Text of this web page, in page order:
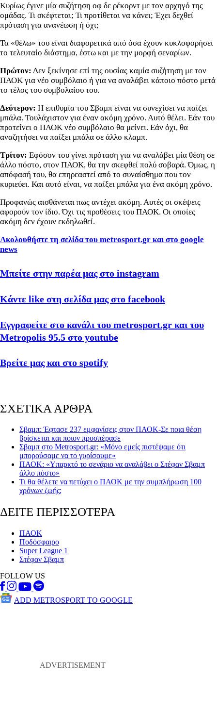
Κυρίως έγινε μία συζήτηση οφ δε ρέκορντ με τον αρχηγό της
ομάδας. Τι σκέφτεται; Τι προτίθεται να κάνει; Έχει δεχθεί
πρόταση για ανανέωση ή όχι;
Τα «θέλω» του είναι διαφορετικά από όσα έχουν κυκλοφορήσει
το τελευταίο διάστημα, έστω και με την μορφή σεναρίων.
Πρώτον: Δεν ξεκίνησε επί της ουσίας καμία συζήτηση με τον
ΠΑΟΚ για νέο συμβόλαιο ή για να αναλάβει κάποιο πόστο μετά
το τέλος του συμβολαίου του.
Δεύτερον: Η επιθυμία του Σβαμπ είναι να συνεχίσει να παίζει
μπάλα. Τουλάχιστον για έναν ακόμη χρόνο. Αυτό θέλει. Εάν του
προτείνει ο ΠΑΟΚ νέο συμβόλαιο θα μείνει. Εάν όχι, θα
αναζητήσει να παίξει μπάλα σε άλλο κλαμπ.
Τρίτον: Εφόσον του γίνει πρόταση για να αναλάβει μία θέση σε
άλλο πόστο, στον ΠΑΟΚ, θα την σκεφθεί πολύ σοβαρά. Όμως, η
απόφασή του, θα επηρεαστεί από το συναίσθημα που τον
κυριεύει. Και αυτό είναι, να παίξει μπάλα για ένα ακόμη χρόνο.
Προφανώς αισθάνεται πως αντέχει ακόμη. Αυτές οι σκέψεις
αφορούν τον ίδιο. Όχι τις προθέσεις του ΠΑΟΚ. Οι οποίες
ακόμη δεν έχουν εκδηλωθεί.
Ακολουθήστε τη σελίδα του metrosport.gr και στο google
news
Μπείτε στην παρέα μας στο instagram
Κάντε like στη σελίδα μας στο facebook
Εγγραφείτε στο κανάλι του metrosport.gr και του
Metropolis 95.5 στο youtube
Βρείτε μας και στο spotify
ΣΧΕΤΙΚΑ ΑΡΘΡΑ
Σβαμπ: Έφτασε 237 εμφανίσεις στον ΠΑΟΚ-Σε ποια θέση
βρίσκεται και ποιον προσπέρασε
Σβαμπ στο Metrosport.gr: «Μόνο εμείς πιστέψαμε ότι
μπορούσαμε να το γυρίσουμε»
ΠΑΟΚ: «Υπαρκτό το σενάριο να αναλάβει ο Στέφαν Σβαμπ
άλλο πόστο»
Τι θα θέλετε να πετύχει ο ΠΑΟΚ με την συμπλήρωση 100
χρόνων ζωής;
ΔΕΙΤΕ ΠΕΡΙΣΣΟΤΕΡΑ
ΠΑΟΚ
Ποδόσφαιρο
Super League 1
Στέφαν Σβαμπ
FOLLOW US
ADD METROSPORT TO GOOGLE